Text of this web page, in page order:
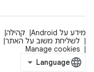
מידע על Android קהילה
לשליחת משוב על האתר
Manage cookies